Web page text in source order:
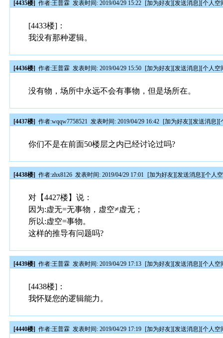
[4435楼] 作者:王普霖 发表时间: 2019/04/29 15:22 [加为好友][发送消息][个人空
[4433楼]：
我没有那种逻辑。
[4436楼] 作者:王普霖 发表时间: 2019/04/29 15:50 [加为好友][发送消息][个人空
没有物，场所中永远不会有事物，但是场所在。
[4437楼] 作者:wqqw7758521 发表时间: 2019/04/29 16:42 [加为好友][发送消息][
你们不是在前面50楼层之内已经讨论过吗?
[4438楼] 作者:zhx8126 发表时间: 2019/04/29 17:01 [加为好友][发送消息][个人
对【4427楼】说：
因为:虚无=无事物，虚空≠虚无；
所以:虚空=事物。
这样的推导有问题吗?
[4439楼] 作者:王普霖 发表时间: 2019/04/29 17:13 [加为好友][发送消息][个人空
[4438楼]：
我怀疑您的逻辑能力。
[4440楼] 作者:王普霖 发表时间: 2019/04/29 17:19 [加为好友][发送消息][个人空